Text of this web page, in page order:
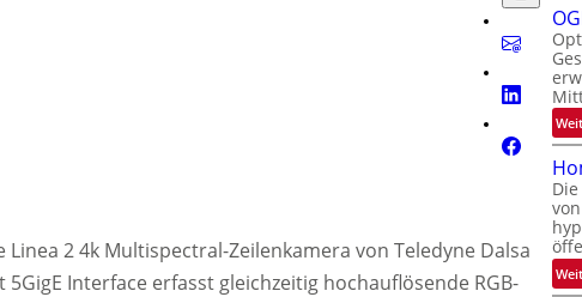
Linea 2 4k Multispectral-Zeilenkamera von Teledyne Dalsa
5GigE Interface erfasst gleichzeitig hochauflösende RGB-